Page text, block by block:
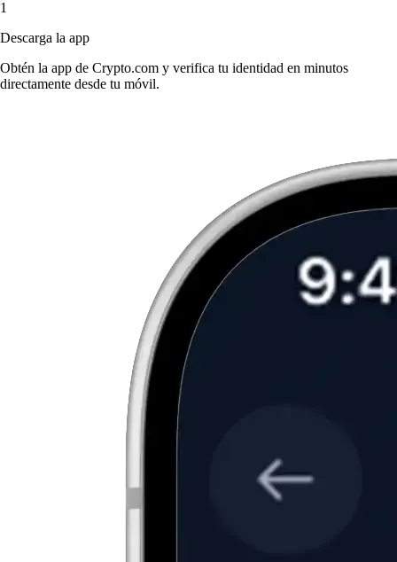
1
Descarga la app
Obtén la app de Crypto.com y verifica tu identidad en minutos
directamente desde tu móvil.